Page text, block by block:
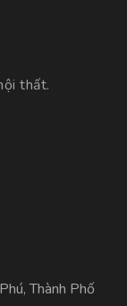
thất.
Thành Phố